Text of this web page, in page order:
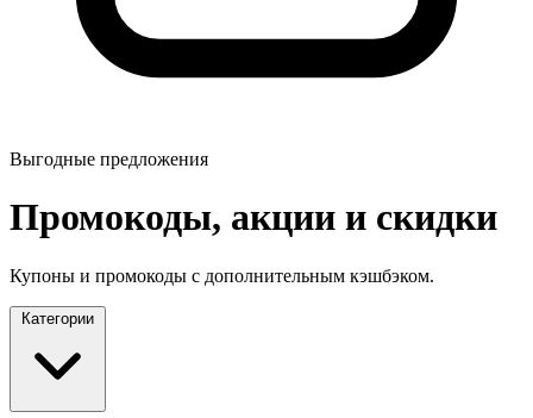
Выгодные предложения
Промокоды, акции и скидки
Купоны и промокоды с дополнительным кэшбэком.
Категории